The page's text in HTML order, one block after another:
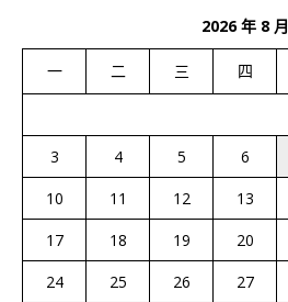
2026 年 8 月
一 二 三 四
3
4 5 6
10
11 12 13
17
18 19 20
24
25 26 27